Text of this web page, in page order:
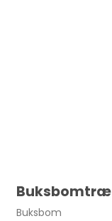
Buksbomtræ
Buksbom